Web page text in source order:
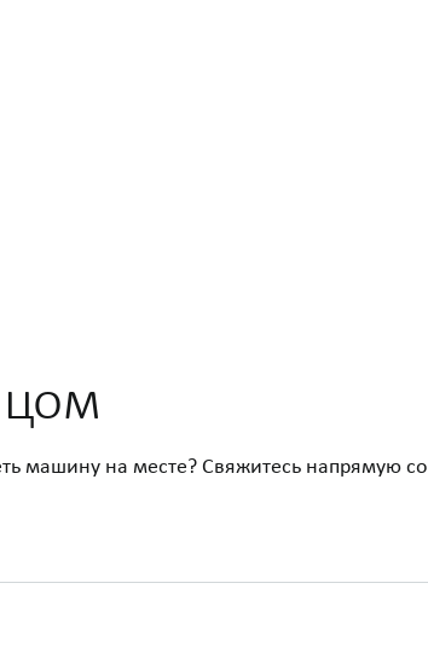
машину на месте? Свяжитесь напрямую со